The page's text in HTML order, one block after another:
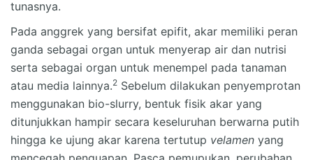
tunasnya.
Pada anggrek yang bersifat epifit, akar memiliki peran
ganda sebagai organ untuk menyerap air dan nutrisi
serta sebagai organ untuk menempel pada tanaman
atau media lainnya.2 Sebelum dilakukan penyemprotan
menggunakan bio-slurry, bentuk fisik akar yang
ditunjukkan hampir secara keseluruhan berwarna putih
hingga ke ujung akar karena tertutup velamen yang